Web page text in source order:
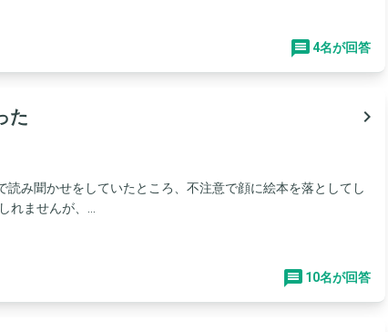
4名が回答
た
navigate_next
読み聞かせをしていたところ、不注意で顔に絵本を落としてし
れませんが、...
10名が回答